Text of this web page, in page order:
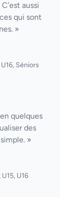
aussi
qui sont
»
Séniors
quelques
des
»
U16